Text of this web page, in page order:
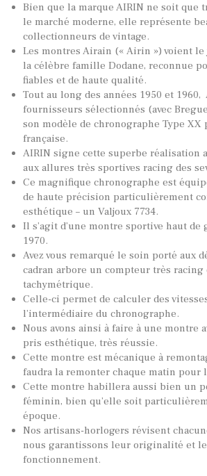
TOUTES NOS VINTAGES
MONTRES PAR HISTOIRES
CONTACTS & HISTORIQUE
PANIER
Bien que la marque AIRIN ne soit que
le marché moderne, elle représente
collectionneurs de vintage.
Les montres Airain (« Airin ») voient le
la célèbre famille Dodane, reconnue
fiables et de haute qualité.
Tout au long des années 1950 et 1960,
fournisseurs sélectionnés (avec
son modèle de chronographe Type XX
française.
AIRIN signe cette superbe réalisation
aux allures très sportives racing des
Ce magnifique chronographe est
de haute précision particulièrement
esthétique – un Valjoux 7734.
Il s’agit d’une montre sportive haut de
1970.
Avez vous remarqué le soin porté aux
cadran arbore un compteur très
tachymétrique.
Celle-ci permet de calculer des
l’intermédiaire du chronographe.
Nous avons ainsi à faire à une montre
pris esthétique, très réussie.
Cette montre est mécanique à
faudra la remonter chaque matin pour
Cette montre habillera aussi bien un
féminin, bien qu’elle soit
époque.
Nos artisans-horlogers révisent
nous garantissons leur originalité et
fonctionnement.